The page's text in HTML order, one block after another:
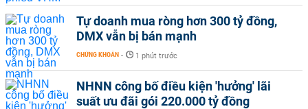
Tự doanh mua ròng hơn 300 tỷ đồng,
DMX vẫn bị bán mạnh
CHỨNG KHOÁN - 1 phút trước
NHNN công bố điều kiện 'hưởng' lãi
suất ưu đãi gói 220.000 tỷ đồng